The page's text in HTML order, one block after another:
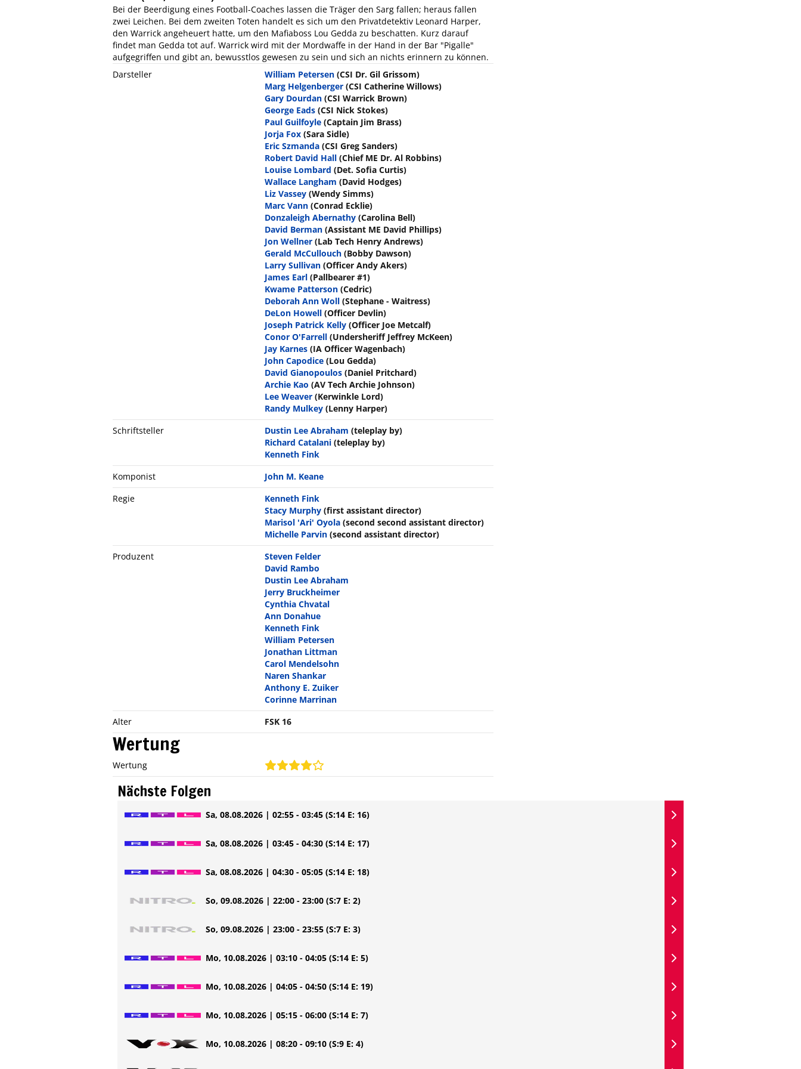
Bei der Beerdigung eines Football-Coaches lassen die Träger den Sarg fallen; heraus fallen
zwei Leichen. Bei dem zweiten Toten handelt es sich um den Privatdetektiv Leonard Harper,
den Warrick angeheuert hatte, um den Mafiaboss Lou Gedda zu beschatten. Kurz darauf
findet man Gedda tot auf. Warrick wird mit der Mordwaffe in der Hand in der Bar "Pigalle"
aufgegriffen und gibt an, bewusstlos gewesen zu sein und sich an nichts erinnern zu können.
Darsteller
William Petersen (CSI Dr. Gil Grissom)
Marg Helgenberger (CSI Catherine Willows)
Gary Dourdan (CSI Warrick Brown)
George Eads (CSI Nick Stokes)
Paul Guilfoyle (Captain Jim Brass)
Jorja Fox (Sara Sidle)
Eric Szmanda (CSI Greg Sanders)
Robert David Hall (Chief ME Dr. Al Robbins)
Louise Lombard (Det. Sofia Curtis)
Wallace Langham (David Hodges)
Liz Vassey (Wendy Simms)
Marc Vann (Conrad Ecklie)
Donzaleigh Abernathy (Carolina Bell)
David Berman (Assistant ME David Phillips)
Jon Wellner (Lab Tech Henry Andrews)
Gerald McCullouch (Bobby Dawson)
Larry Sullivan (Officer Andy Akers)
James Earl (Pallbearer #1)
Kwame Patterson (Cedric)
Deborah Ann Woll (Stephane - Waitress)
DeLon Howell (Officer Devlin)
Joseph Patrick Kelly (Officer Joe Metcalf)
Conor O'Farrell (Undersheriff Jeffrey McKeen)
Jay Karnes (IA Officer Wagenbach)
John Capodice (Lou Gedda)
David Gianopoulos (Daniel Pritchard)
Archie Kao (AV Tech Archie Johnson)
Lee Weaver (Kerwinkle Lord)
Randy Mulkey (Lenny Harper)
Schriftsteller
Dustin Lee Abraham (teleplay by)
Richard Catalani (teleplay by)
Kenneth Fink
Komponist
John M. Keane
Regie
Kenneth Fink
Stacy Murphy (first assistant director)
Marisol 'Ari' Oyola (second second assistant director)
Michelle Parvin (second assistant director)
Produzent
Steven Felder
David Rambo
Dustin Lee Abraham
Jerry Bruckheimer
Cynthia Chvatal
Ann Donahue
Kenneth Fink
William Petersen
Jonathan Littman
Carol Mendelsohn
Naren Shankar
Anthony E. Zuiker
Corinne Marrinan
Alter
FSK 16
Wertung
Wertung
Nächste Folgen
Sa, 08.08.2026 | 02:55 - 03:45 (S:14 E: 16)
Sa, 08.08.2026 | 03:45 - 04:30 (S:14 E: 17)
Sa, 08.08.2026 | 04:30 - 05:05 (S:14 E: 18)
So, 09.08.2026 | 22:00 - 23:00 (S:7 E: 2)
So, 09.08.2026 | 23:00 - 23:55 (S:7 E: 3)
Mo, 10.08.2026 | 03:10 - 04:05 (S:14 E: 5)
Mo, 10.08.2026 | 04:05 - 04:50 (S:14 E: 19)
Mo, 10.08.2026 | 05:15 - 06:00 (S:14 E: 7)
Mo, 10.08.2026 | 08:20 - 09:10 (S:9 E: 4)